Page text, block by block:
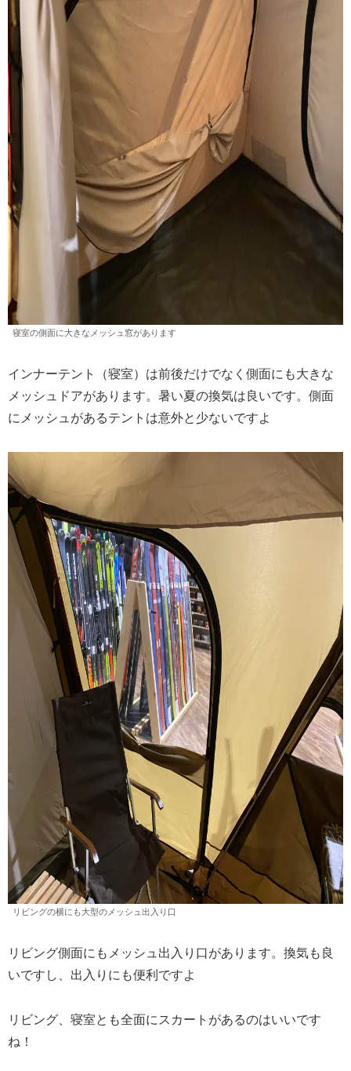
寝室の側面に大きなメッシュ窓があります
インナーテント（寝室）は前後だけでなく側面にも大きな
メッシュドアがあります。暑い夏の換気は良いです。側面
にメッシュがあるテントは意外と少ないですよ
リビングの横にも大型のメッシュ出入り口
リビング側面にもメッシュ出入り口があります。換気も良
いですし、出入りにも便利ですよ
リビング、寝室とも全面にスカートがあるのはいいです
ね！